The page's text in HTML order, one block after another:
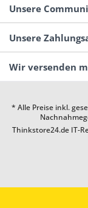
Unsere
Unsere
Wir versenden
* Alle Preise inkl.
Thinkstore24.de IT-